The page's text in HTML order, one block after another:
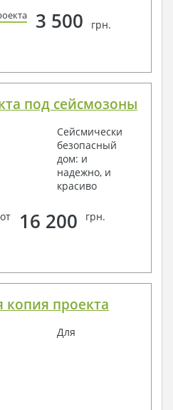
3 500 грн.
под сейсмозоны
Сейсмически
безопасный
дом: и
надежно, и
красиво
16 200 грн.
проекта
Для